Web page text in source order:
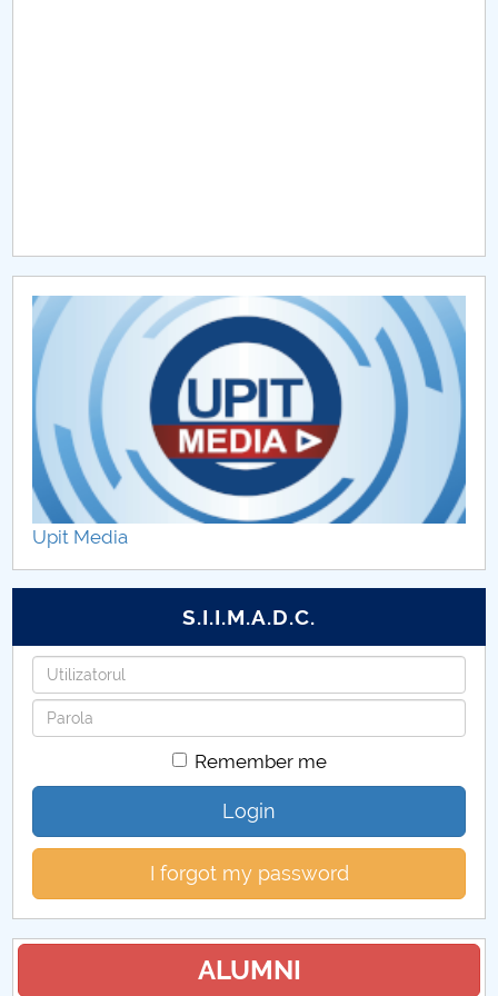
Chestionar angajabilitate ALUMNI – UPB
CAR2026
MENIU CANTINA
Hotărâri Senat din 11 ianuarie 2024
Hotărâri Senat din 27 iunie 2024
Hotărâri Senat din 5 iulie 2024
Hotărâri Senat din 22 iulie 2024
Hotărâri Senat din 31 iulie 2024
Hotărâri Senat din 20 septembrie 2024
Hotărâri Senat din 27 septembrie
Hotărâri Senat din 14 octombrie 2024
Hotărâri Senat din 24 octombrie 2024
Hotărâri Senat din 30 octombrie 2024
Upit Media
S.I.I.M.A.D.C.
Username
Password
Remember me
Login
I forgot my password
ALUMNI